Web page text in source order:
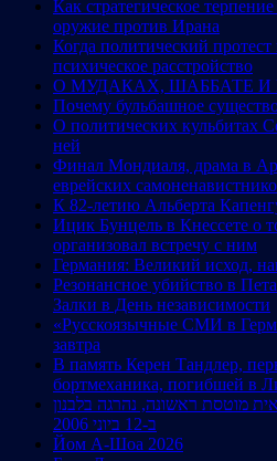
Как стратегическое
оружие против Ирана
Когда политический протест
психическое расстройство
О МУДАКАХ, ШАББАТЕ
Почему бульбашное
О политических кульбитах
ней
Финал Мондиаля, драма в
еврейских
К 82-летию Альберта
Ицик Бунцель в Кнессете о
организовал встречу с ним
Германия: Великий исход,
Резонансное убийство в
Залки в День независимости
«Русскоязычные СМИ в
завтра
В память Керен Тандлер,
бортмеханика, погибшей в
מוטסת ראשונה, נהרגה בלבנון
ב-12 ביוני 2006
Йом А-Шоа 2026